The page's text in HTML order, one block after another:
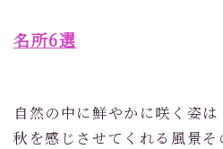
名所6選
自然の中に鮮やかに咲く姿は
秋を感じさせてくれる風景そ